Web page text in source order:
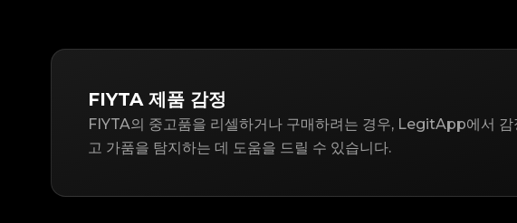
FIYTA 제품 감정
FIYTA의 중고품을 리셀하거나 구매하려는 경우, LegitApp에서 감
고 가품을 탐지하는 데 도움을 드릴 수 있습니다.